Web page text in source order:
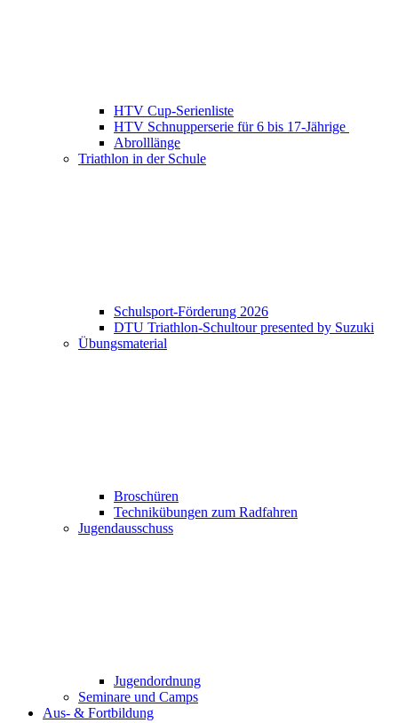
HTV Cup-Serienliste
HTV Schnupperserie für 6 bis 17-Jährige
Abrolllänge
Triathlon in der Schule
Schulsport-Förderung 2026
DTU Triathlon-Schultour presented by Suzuki
Übungsmaterial
Broschüren
Technikübungen zum Radfahren
Jugendausschuss
Jugendordnung
Seminare und Camps
Aus- & Fortbildung